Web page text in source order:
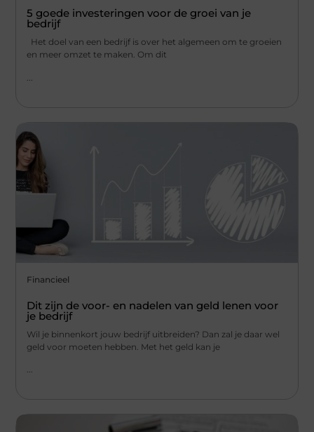
5 goede investeringen voor de groei van je
bedrijf
Het doel van een bedrijf is over het algemeen om te groeien
en meer omzet te maken. Om dit
Financieel
Dit zijn de voor- en nadelen van geld lenen voor
je bedrijf
Wil je binnenkort jouw bedrijf uitbreiden? Dan zal je daar wel
geld voor moeten hebben. Met het geld kan je
...